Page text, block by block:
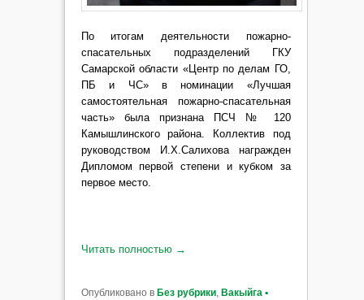
По итогам деятельности пожарно-
спасательных подразделений ГКУ
Самарской области «Центр по делам ГО,
ПБ и ЧС» в номинации «Лучшая
самостоятельная пожарно-спасательная
часть» была признана ПСЧ № 120
Камышлинского района. Коллектив под
руководством И.Х.Салихова награжден
Дипломом первой степени и кубком за
первое место.
Читать полностью →
Опубликовано в Без рубрики, Вакыйга ▪